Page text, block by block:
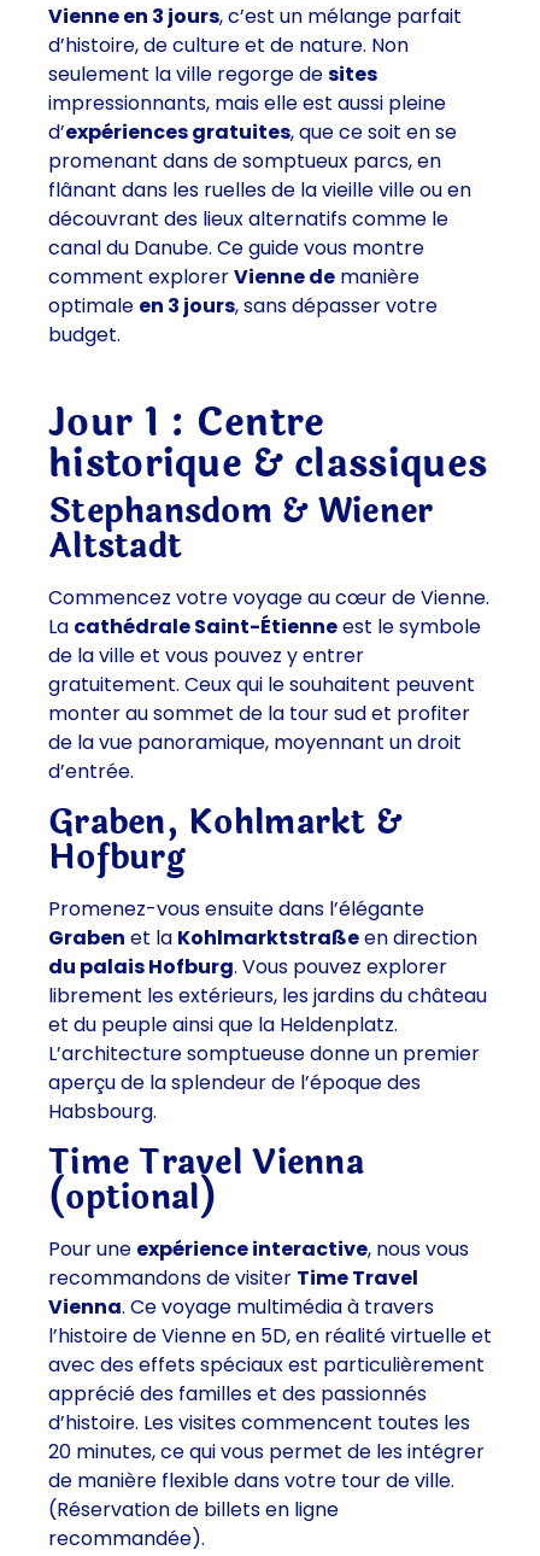
Vienne en 3 jours, c’est un mélange parfait
d’histoire, de culture et de nature. Non
seulement la ville regorge desites
impressionnants, mais elle est aussi pleine
d’expériences gratuites, que ce soit en se
promenant dans de somptueux parcs, en
flânant dans les ruelles de la vieille ville ou en
découvrant des lieux alternatifs comme le
canal du Danube. Ce guide vous montre
comment explorerVienne de manière
optimale en 3 jours, sans dépasser votre
budget.
Jour 1 : Centre
historique & classiques
Stephansdom & Wiener
Altstadt
Commencez votre voyage au cœur de Vienne.
La cathédrale Saint-Étienneest le symbole
de la ville et vous pouvez y entrer
gratuitement. Ceux qui le souhaitent peuvent
monter au sommet de la tour sud et profiter
de la vue panoramique, moyennant un droit
d’entrée.
Graben, Kohlmarkt &
Hofburg
Promenez-vous ensuite dans l’élégante
Graben et la Kohlmarktstraßeen direction
du palais Hofburg. Vous pouvez explorer
librement les extérieurs, les jardins du château
et du peuple ainsi que la Heldenplatz.
L’architecture somptueuse donne un premier
aperçu de la splendeur de l’époque des
Habsbourg.
Time Travel Vienna
(optional)
Pour une expérience interactive, nous vous
recommandons de visiter Time Travel
Vienna. Ce voyage multimédia à travers
l’histoire de Vienne en 5D, en réalité virtuelle et
avec des effets spéciaux est particulièrement
apprécié des familles et des passionnés
d’histoire. Les visites commencent toutes les
20 minutes, ce qui vous permet de les intégrer
de manière flexible dans votre tour de ville.
(Réservation de billets en ligne
recommandée).